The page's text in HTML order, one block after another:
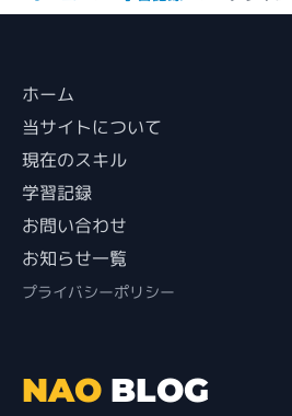
ホーム
当サイトについて
現在のスキル
学習記録
お問い合わせ
お知らせ一覧
プライバシーポリシー
NAO BLOG